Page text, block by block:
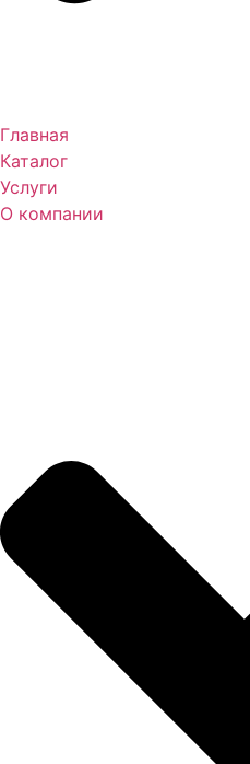
Главная
Каталог
Услуги
О компании